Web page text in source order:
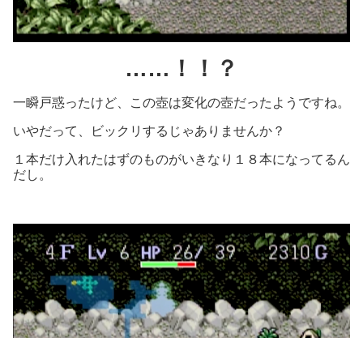
……！！？
一瞬戸惑ったけど、この壺は変化の壺だったようですね。
いやだって、ビックリするじゃありませんか？
１本だけ入れたはずのものがいきなり１８本になってるん
だし。